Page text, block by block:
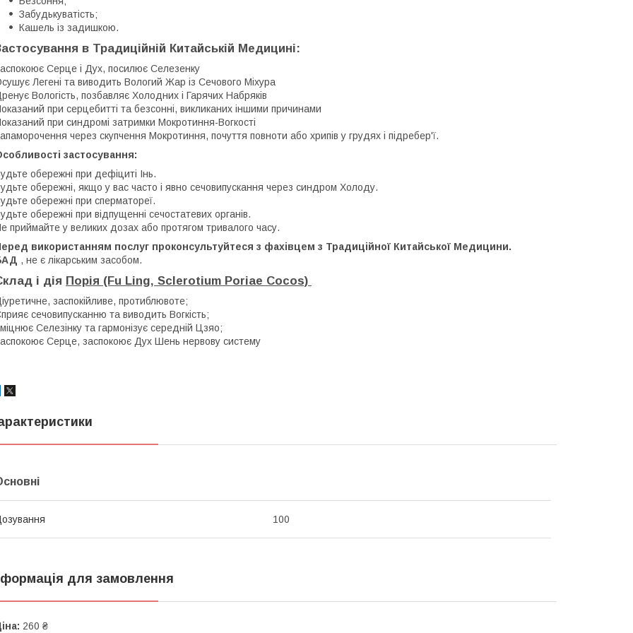
Забудькуватість;
Кашель із задишкою.
в Традиційній Китайській Медицині:
Серце і Дух, посилює Селезенку
Легені та виводить Вологий Жар із Сечового Міхура
Вологість, позбавляє Холодних і Гарячих Набряків
при серцебитті та безсонні, викликаних іншими причинами
при синдромі затримки Мокротиння-Вогкості
через скупчення Мокротиння, почуття повноти або хрипів у грудях і підребер'ї.
застосування:
обережні при дефіциті Інь.
обережні, якщо у вас часто і явно сечовипускання через синдром Холоду.
обережні при сперматореї.
обережні при відпущенні сечостатевих органів.
приймайте у великих дозах або протягом тривалого часу.
використанням послуг проконсультуйтеся з фахівцем з Традиційної Китайської Медицини.
, не є лікарським засобом.
і дія Порія (Fu Ling, Sclerotium Poriae Cocos)
заспокійливе, протиблювоте;
сечовипусканню та виводить Вогкість;
Селезінку та гармонізує середній Цзяо;
Серце, заспокоює Дух Шень нервову систему
100
для замовлення
260 ₴